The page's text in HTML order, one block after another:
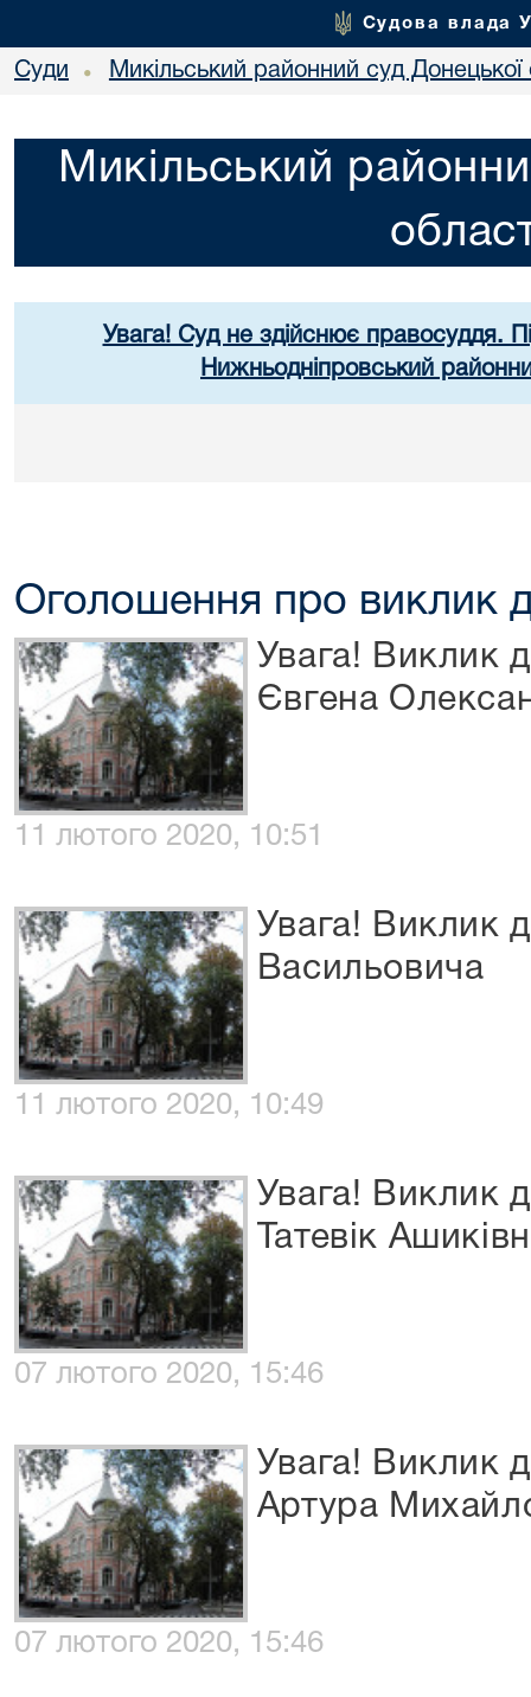
Судова влада
Суди • Микільський районний суд Донецької
Микільський
Увага! Суд не здійснює правосуддя.
Нижньодніпровський
Оголошення про виклик
Увага! Виклик
Євгена
11 лютого 2020, 10:51
Увага! Виклик
Васильовича
11 лютого 2020, 10:49
Увага! Виклик
Татевік
07 лютого 2020, 15:46
Увага! Виклик
Артура
07 лютого 2020, 15:46